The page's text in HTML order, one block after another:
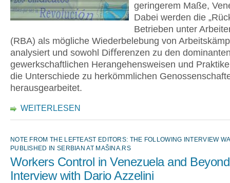
geringerem Maße,
Dabei werden die
Betrieben unter
(RBA) als mögliche Wiederbelebung von
analysiert und sowohl Diﬀerenzen zu den
gewerkschaftlichen Herangehensweisen und
die Unterschiede zu herkömmlichen
herausgearbeitet.
WEITERLESEN
NOTE FROM THE LEFTEAST EDITORS: THE FOLLOWING INTERVIEW
PUBLISHED IN SERBIAN AT MAŠINA.RS
Workers Control in Venezuela and
Interview with Dario Azzelini